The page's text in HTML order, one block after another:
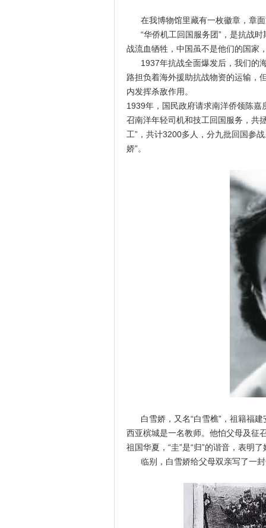
在我博物馆里藏有一枚徽章，章面
“华侨机工回国服务团”，是抗战时
战流血牺牲，中国虽不是他们的国家
1937年抗战全面爆发后，我们的
路担负着海外援助抗战物资的运输，
内发挥杀敌作用。
1939年，国民政府请求南洋侨领陈
召南洋年轻司机和技工回国服务，共
工”，共计3200多人，分九批回国参
娇”。
白雪娇，又名“白雪樵”，祖籍福建
西亚槟城是一名教师。他怕父母及征
祖国华夏，“圭”是“归”的谐音，表明
临别，白雪娇给父母双亲写了一封